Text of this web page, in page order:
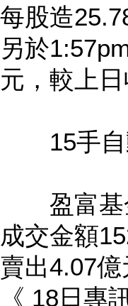
每股造
另於
元，較上
15手自
盈富基金
成交金額
賣出4.07億
《 18日專